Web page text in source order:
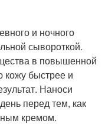
и ночного
сывороткой.
в повышенной
кожу быстрее и
Наноси
перед тем, как
кремом.